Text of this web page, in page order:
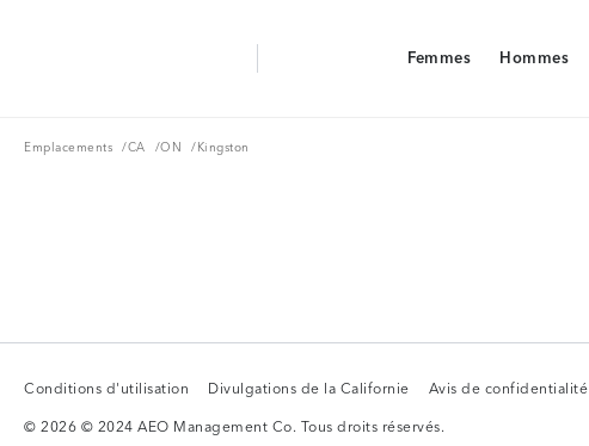
Femmes
Femmes
Hommes
Hommes
Emplacements
Emplacements /CA
CA /ON
ON / Kingston
Conditions d'utilisation
Conditions d'utilisation
Divulgations de la Californie
Divulgations de la Californie
Avis de confidentialité
Avis de confidentialité
© 2026 © 2024 AEO Management Co. Tous droits réservés.